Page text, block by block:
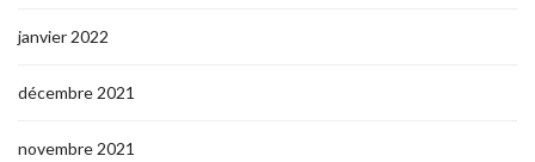
janvier 2022
décembre 2021
novembre 2021